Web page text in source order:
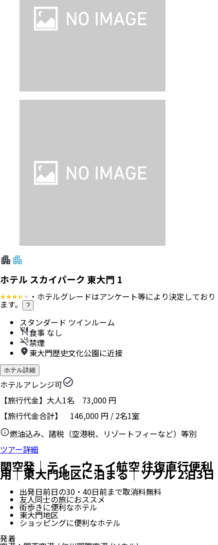
ホテル スカイパーク 東大門 1
・ホテルグレードはアンケート等により決定しており
ます。 ?
スタンダード ツインルーム
食事 なし
禁煙
東大門歴史文化公園に近接
ホテル詳細
ホテルアレンジ可
【旅行代金】大人1名 73,000 円
【旅行代金合計】 146,000 円 / 2名1室
燃油込み、諸税（空港税、リゾートフィーなど）等別
ツアー詳細
関空発｜ティーウェイ航空 往復直行便利
用｜東大門地区に泊まる｜ソウル 2泊3日
出発日前日の30・40日前まで取消料無料
友人同士の旅におススメ
街歩きに便利なホテル
東大門地区
ショッピングに便利なホテル
発着